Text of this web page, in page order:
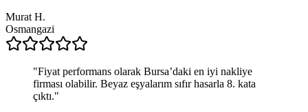
Murat H.
Osmangazi
"Fiyat performans olarak Bursa’daki en iyi nakliye
firması olabilir. Beyaz eşyalarım sıfır hasarla 8. kata
çıktı."